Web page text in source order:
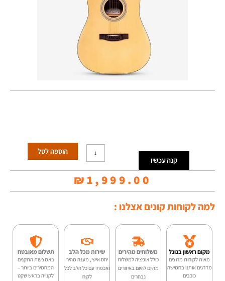
קנה עכשיו
כמות
של
גיטרה
מוגברת
GN-
81DN
הוספה לסל
₪1,999.00
למה לקוחות קונים אצלנו :
מקום ראשון בגוגל
מאות לקוחות מרוצים
מדרגים אותנו בחמישה
כוכבים
משלוחים מהירים
כולל אופציה למשלוח
מהיום להיום באיזורים
נבחרים
שירות מכל הלב
יחס אישי, מענה מהיר
ואכפתי עם כל הלב לכל
לקוח
תשלום מאובטח
באמצעות התקנים
המחמירים ביותר –
לקנייה בראש שקט